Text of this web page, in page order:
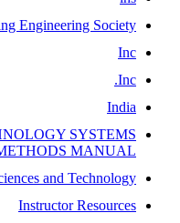
Engineering Society
Inc
Inc.
India
SYSTEMS
MANUAL
and Technology
Instructor Resources